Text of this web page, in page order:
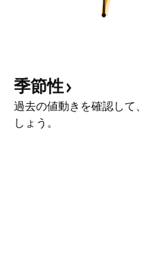
季節性
過去の値動きを確認して
しょう。